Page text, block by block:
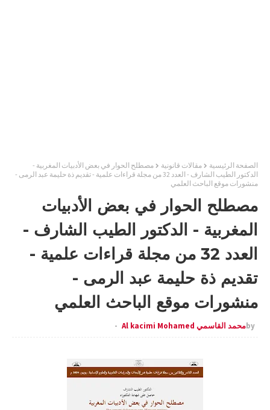
الصفحة الرئيسية مقالات قانونية
مصطلح الحوار في بعض الأدبيات المغربية -
الدكتور الطيب الشارف - العدد 32 من مجلة قراءات علمية - تقديم ذة حليمة عبد الرمى -
منشورات موقع الباحث العلمي
مصطلح الحوار في بعض الأدبيات
المغربية - الدكتور الطيب الشارف -
العدد 32 من مجلة قراءات علمية -
تقديم ذة حليمة عبد الرمى -
منشورات موقع الباحث العلمي
byمحمد القاسمي Al kacimi Mohamed